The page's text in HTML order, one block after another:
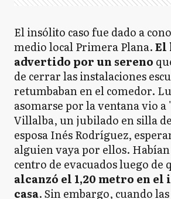
El insólito caso fue dado a
medio local Primera Plana.El
advertido por un sereno
de cerrar las instalaciones
retumbaban en el comedor.
asomarse por la ventana vio a
Villalba, un jubilado en silla
esposa Inés Rodríguez,
alguien vaya por ellos.
centro de evacuados luego de
alcanzó el 1,20 metro en
casa. Sin embargo, cuando